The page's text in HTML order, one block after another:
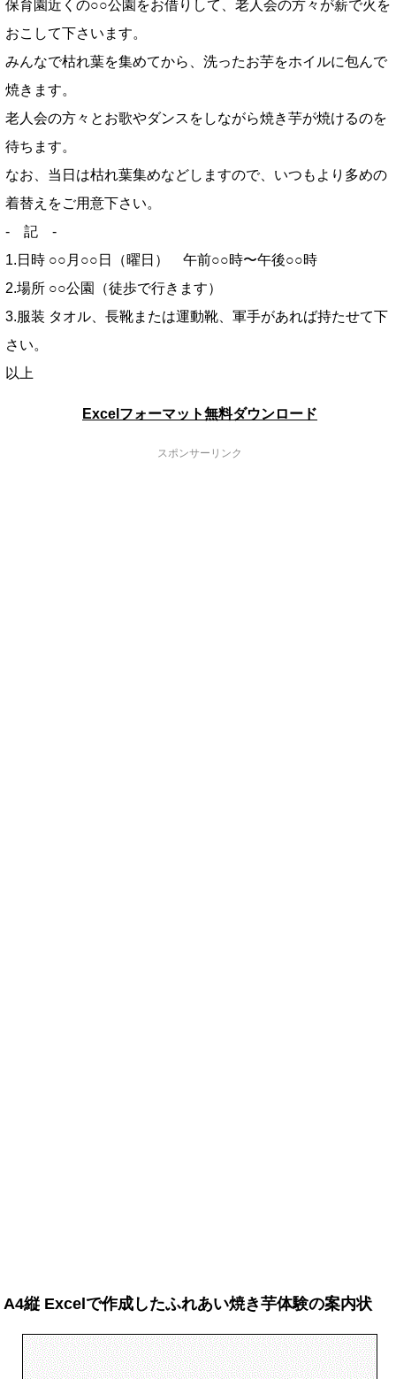
保育園近くの○○公園をお借りして、老人会の方々が薪で火を
おこして下さいます。
みんなで枯れ葉を集めてから、洗ったお芋をホイルに包んで
焼きます。
老人会の方々とお歌やダンスをしながら焼き芋が焼けるのを
待ちます。
なお、当日は枯れ葉集めなどしますので、いつもより多めの
着替えをご用意下さい。
- 記 -
1.日時 ○○月○○日（曜日） 午前○○時〜午後○○時
2.場所 ○○公園（徒歩で行きます）
3.服装 タオル、長靴または運動靴、軍手があれば持たせて下
さい。
以上
Excelフォーマット無料ダウンロード
スポンサーリンク
A4縦 Excelで作成したふれあい焼き芋体験の案内状